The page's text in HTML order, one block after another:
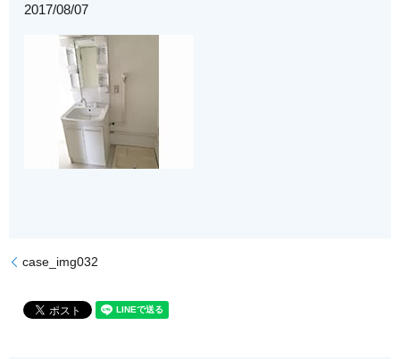
2017/08/07
case_img032